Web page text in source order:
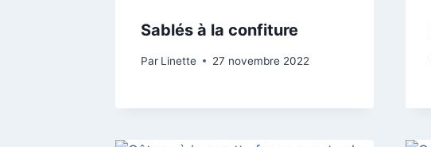
Sablés à la confiture
Par Linette 27 novembre 2022